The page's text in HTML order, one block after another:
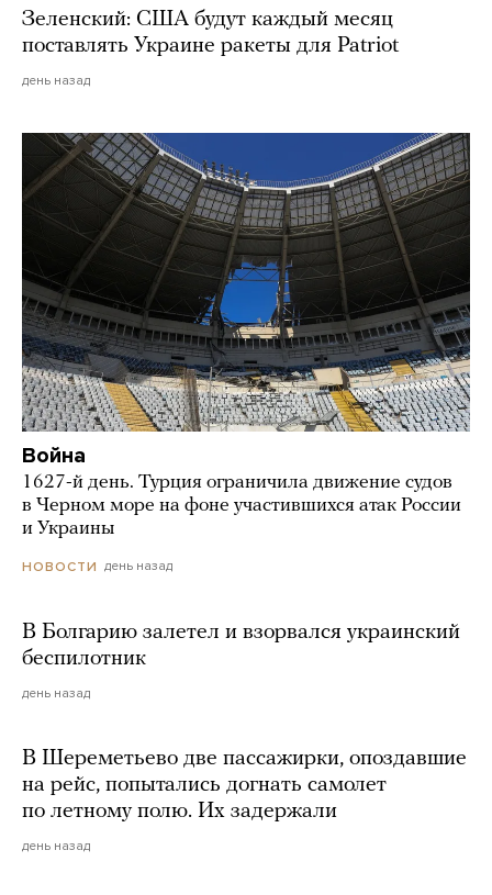
Зеленский: США будут каждый месяц
поставлять Украине ракеты для Patriot
день назад
Война
1627-й день. Турция ограничила движение судов
в Черном море на фоне участившихся атак России
и Украины
НОВОСТИ день назад
В Болгарию залетел и взорвался украинский
беспилотник
день назад
В Шереметьево две пассажирки, опоздавшие
на рейс, попытались догнать самолет
по летному полю. Их задержали
день назад